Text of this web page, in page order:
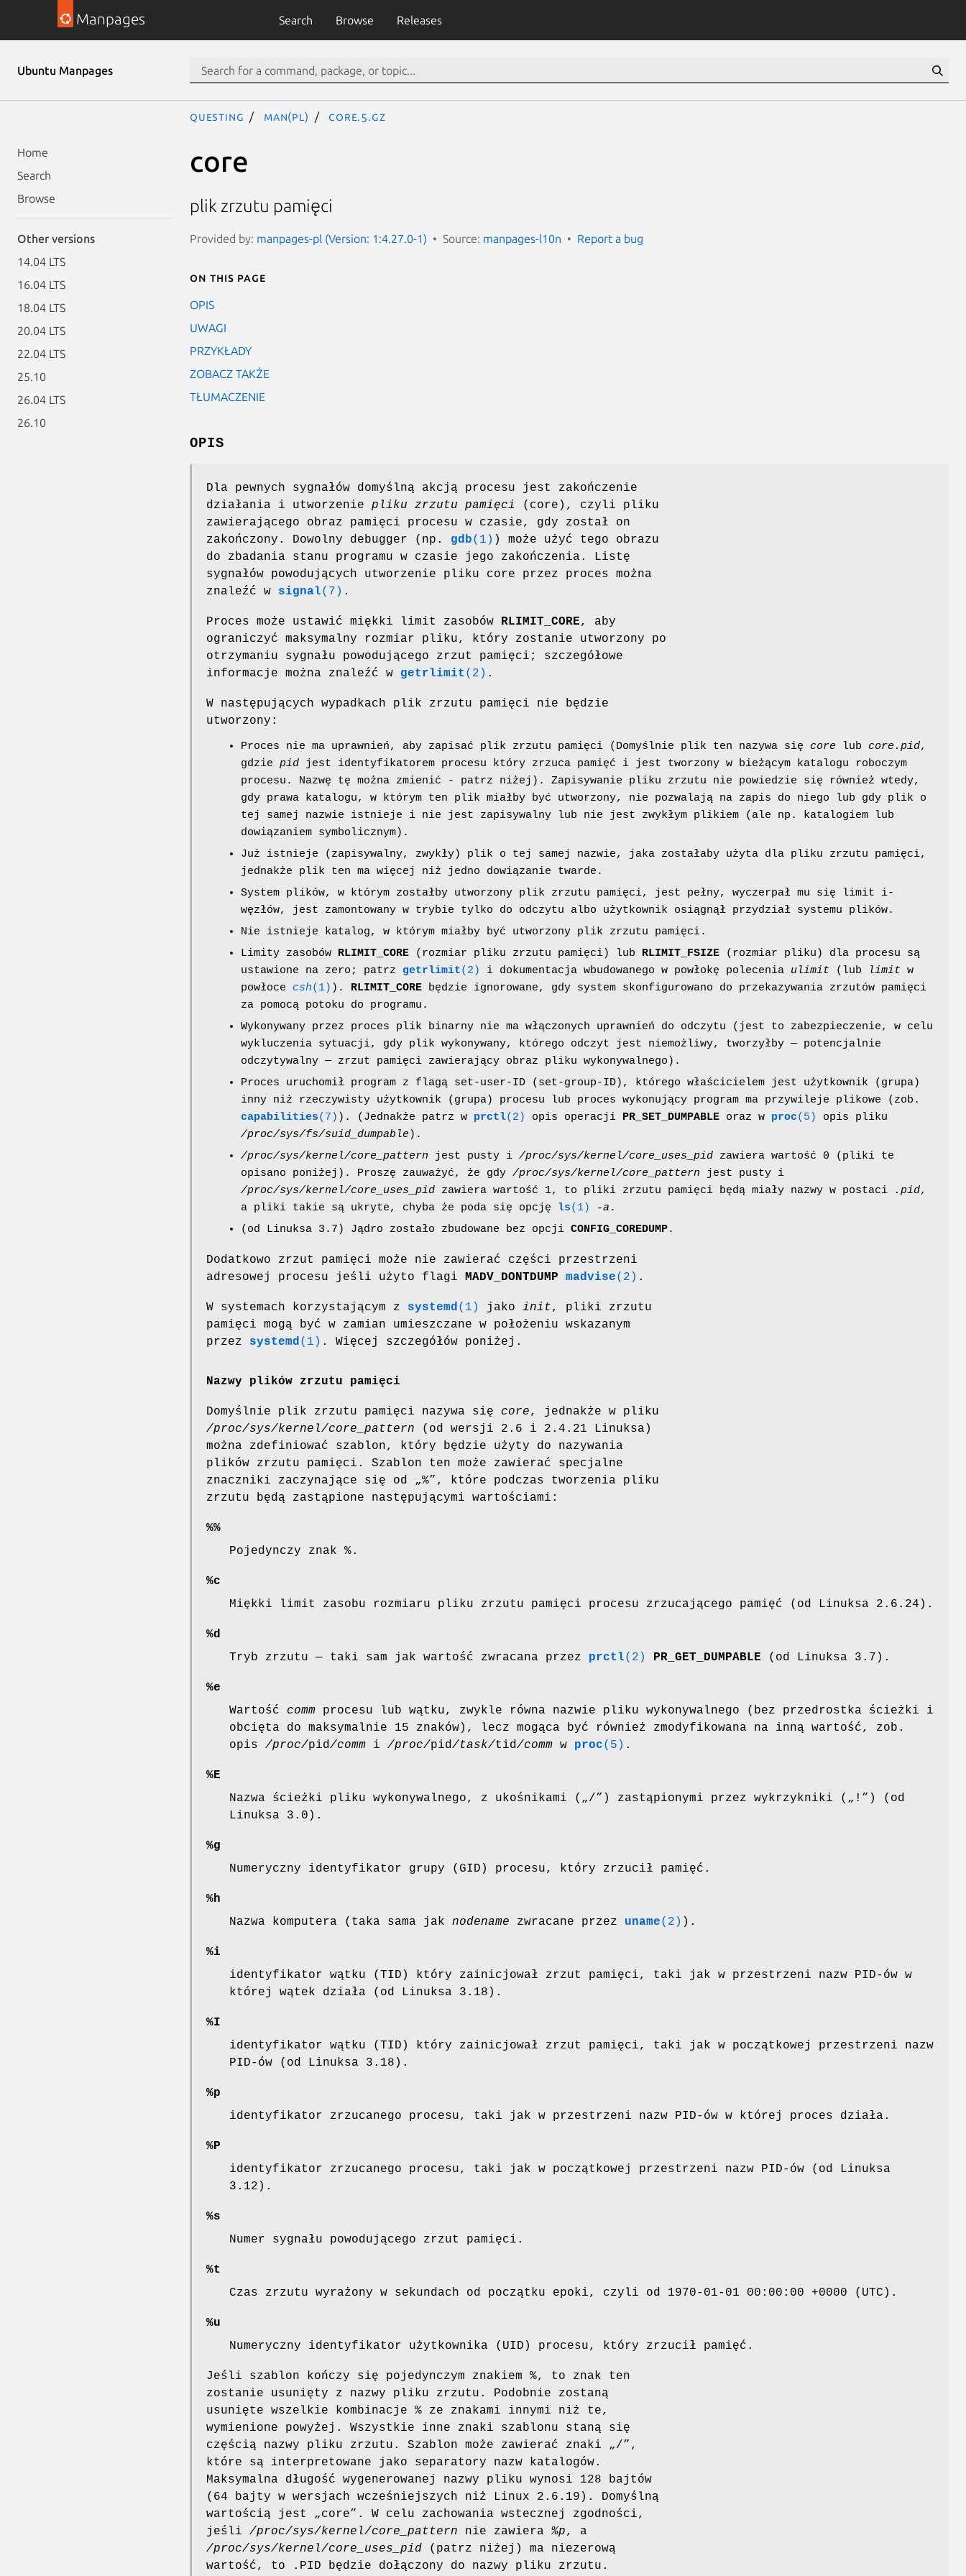
Manpages Search Browse Releases
Ubuntu Manpages
Home
Search
Browse
Other versions
14.04 LTS
16.04 LTS
18.04 LTS
20.04 LTS
22.04 LTS
25.10
26.04 LTS
26.10
questing man(pl) core.5.gz
core
plik zrzutu pamięci
Provided by: manpages-pl (Version: 1:4.27.0-1) Source: manpages-l10n Report a bug
On this page
OPIS
UWAGI
PRZYKŁADY
ZOBACZ TAKŻE
TŁUMACZENIE
OPIS
Dla pewnych sygnałów domyślną akcją procesu jest zakończenie
działania i utworzenie pliku zrzutu pamięci
(core), czyli pliku
zawierającego obraz pamięci procesu w czasie, gdy został on
zakończony. Dowolny debugger (np. gdb(1) ) może użyć tego obrazu
do zbadania stanu programu w czasie jego zakończenia. Listę
sygnałów powodujących utworzenie pliku core przez proces można
znaleźć w signal(7) .
Proces może ustawić miękki limit zasobów RLIMIT_CORE, aby
ograniczyć maksymalny rozmiar pliku, który zostanie utworzony po
otrzymaniu sygnału powodującego zrzut pamięci; szczegółowe
informacje można znaleźć w getrlimit (2) .
W następujących wypadkach plik zrzutu pamięci nie będzie
utworzony:
Proces nie ma uprawnień, aby zapisać plik zrzutu pamięci (Domyślnie plik ten nazywa się core lub core.pid,
gdzie pid jest identyfikatorem procesu który zrzuca pamięć i jest tworzony w bieżącym katalogu roboczym
procesu. Nazwę tę można zmienić - patrz niżej). Zapisywanie pliku zrzutu nie powiedzie się również wtedy,
gdy prawa katalogu, w którym ten plik miałby być utworzony, nie pozwalają na zapis do niego lub gdy plik o
tej samej nazwie istnieje i nie jest zapisywalny lub nie jest zwykłym plikiem (ale np. katalogiem lub
dowiązaniem symbolicznym).
Już istnieje (zapisywalny, zwykły) plik o tej samej nazwie, jaka zostałaby użyta dla pliku zrzutu pamięci,
jednakże plik ten ma więcej niż jedno dowiązanie twarde.
System plików, w którym zostałby utworzony plik zrzutu pamięci, jest pełny, wyczerpał mu się limit i-
węzłów, jest zamontowany w trybie tylko do odczytu albo użytkownik osiągnął przydział systemu plików.
Nie istnieje katalog, w którym miałby być utworzony plik zrzutu pamięci.
Limity zasobów RLIMIT_CORE (rozmiar pliku zrzutu pamięci) lub RLIMIT_FSIZE (rozmiar pliku) dla procesu są
ustawione na zero; patrz getrlimit(2) i dokumentacja wbudowanego w powłokę polecenia ulimit (lub limit w
powłoce csh(1) ). RLIMIT_CORE będzie ignorowane, gdy system skonfigurowano do przekazywania zrzutów pamięci
za pomocą potoku do programu.
Wykonywany przez proces plik binarny nie ma włączonych uprawnień do odczytu (jest to zabezpieczenie, w celu
wykluczenia sytuacji, gdy plik wykonywany, którego odczyt jest niemożliwy, tworzyłby — potencjalnie
odczytywalny — zrzut pamięci zawierający obraz pliku wykonywalnego).
Proces uruchomił program z flagą set-user-ID (set-group-ID), którego właścicielem jest użytkownik (grupa)
inny niż rzeczywisty użytkownik (grupa) procesu lub proces wykonujący program ma przywileje plikowe (zob.
capabilities(7) ). (Jednakże patrz w prctl(2) opis operacji PR_SET_DUMPABLE oraz w proc(5)
opis pliku
/proc/sys/fs/suid_dumpable).
/proc/sys/kernel/core_pattern jest pusty i /proc/sys/kernel/core_uses_pid zawiera wartość 0 (pliki te
opisano poniżej). Proszę zauważyć, że gdy /proc/sys/kernel/core_pattern jest pusty i
/proc/sys/kernel/core_uses_pid zawiera wartość 1, to pliki zrzutu pamięci będą miały nazwy w postaci .pid,
a pliki takie są ukryte, chyba że poda się opcję ls(1) -a .
(od Linuksa 3.7) Jądro zostało zbudowane bez opcji CONFIG_COREDUMP.
Dodatkowo zrzut pamięci może nie zawierać części przestrzeni
adresowej procesu jeśli użyto flagi MADV_DONTDUMP madvise(2) .
W systemach korzystającym z systemd(1) jako init, pliki zrzutu
pamięci mogą być w zamian umieszczane w położeniu wskazanym
przez systemd(1) . Więcej szczegółów poniżej.
Nazwy plików zrzutu pamięci
Domyślnie plik zrzutu pamięci nazywa się core, jednakże w pliku
/proc/sys/kernel/core_pattern (od wersji 2.6 i 2.4.21 Linuksa)
można zdefiniować szablon, który będzie użyty do nazywania
plików zrzutu pamięci. Szablon ten może zawierać specjalne
znaczniki zaczynające się od „%”, które podczas tworzenia pliku
zrzutu będą zastąpione następującymi wartościami:
%%
Pojedynczy znak %.
%c
Miękki limit zasobu rozmiaru pliku zrzutu pamięci procesu zrzucającego pamięć (od Linuksa 2.6.24).
%d
Tryb zrzutu — taki sam jak wartość zwracana przez prctl(2) PR_GET_DUMPABLE (od Linuksa 3.7).
%e
Wartość comm procesu lub wątku, zwykle równa nazwie pliku wykonywalnego (bez przedrostka ścieżki i
obcięta do maksymalnie 15 znaków), lecz mogąca być również zmodyfikowana na inną wartość, zob.
opis /proc/pid/comm i /proc/pid/task/tid/comm w proc(5) .
%E
Nazwa ścieżki pliku wykonywalnego, z ukośnikami („/”) zastąpionymi przez wykrzykniki („!”) (od
Linuksa 3.0).
%g
Numeryczny identyfikator grupy (GID) procesu, który zrzucił pamięć.
%h
Nazwa komputera (taka sama jak nodename zwracane przez uname(2) ).
%i
identyfikator wątku (TID) który zainicjował zrzut pamięci, taki jak w przestrzeni nazw PID-ów w
której wątek działa (od Linuksa 3.18).
%I
identyfikator wątku (TID) który zainicjował zrzut pamięci, taki jak w początkowej przestrzeni nazw
PID-ów (od Linuksa 3.18).
%p
identyfikator zrzucanego procesu, taki jak w przestrzeni nazw PID-ów w której proces działa.
%P
identyfikator zrzucanego procesu, taki jak w początkowej przestrzeni nazw PID-ów (od Linuksa
3.12).
%s
Numer sygnału powodującego zrzut pamięci.
%t
Czas zrzutu wyrażony w sekundach od początku epoki, czyli od 1970-01-01 00:00:00 +0000 (UTC).
%u
Numeryczny identyfikator użytkownika (UID) procesu, który zrzucił pamięć.
Jeśli szablon kończy się pojedynczym znakiem %, to znak ten
zostanie usunięty z nazwy pliku zrzutu. Podobnie zostaną
usunięte wszelkie kombinacje % ze znakami innymi niż te,
wymienione powyżej. Wszystkie inne znaki szablonu staną się
częścią nazwy pliku zrzutu. Szablon może zawierać znaki „/”,
które są interpretowane jako separatory nazw katalogów.
Maksymalna długość wygenerowanej nazwy pliku wynosi 128 bajtów
(64 bajty w wersjach wcześniejszych niż Linux 2.6.19). Domyślną
wartością jest „core”. W celu zachowania wstecznej zgodności,
jeśli /proc/sys/kernel/core_pattern nie zawiera %p, a
/proc/sys/kernel/core_uses_pid (patrz niżej) ma niezerową
wartość, to .PID będzie dołączony do nazwy pliku zrzutu.